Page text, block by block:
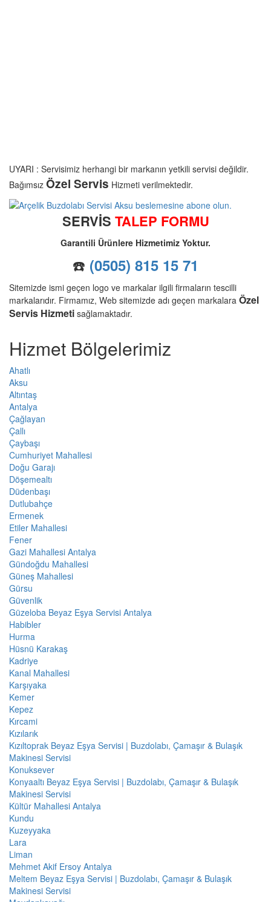
UYARI : Servisimiz herhangi bir markanın yetkili servisi değildir.
Bağımsız Özel Servis Hizmeti verilmektedir.
SERVİS TALEP FORMU
Garantili Ürünlere Hizmetimiz Yoktur.
☎️ (0505) 815 15 71
Sitemizde ismi geçen logo ve markalar ilgili firmaların tescilli
markalarıdır. Firmamız, Web sitemizde adı geçen markalara Özel
Servis Hizmeti sağlamaktadır.
Hizmet Bölgelerimiz
Ahatlı
Aksu
Altıntaş
Antalya
Çağlayan
Çallı
Çaybaşı
Cumhuriyet Mahallesi
Doğu Garajı
Döşemealtı
Düdenbaşı
Dutlubahçe
Ermenek
Etiler Mahallesi
Fener
Gazi Mahallesi Antalya
Gündoğdu Mahallesi
Güneş Mahallesi
Gürsu
Güvenlik
Güzeloba Beyaz Eşya Servisi Antalya
Habibler
Hurma
Hüsnü Karakaş
Kadriye
Kanal Mahallesi
Karşıyaka
Kemer
Kepez
Kırcami
Kızılarık
Kızıltoprak Beyaz Eşya Servisi | Buzdolabı, Çamaşır & Bulaşık
Makinesi Servisi
Konuksever
Konyaaltı Beyaz Eşya Servisi | Buzdolabı, Çamaşır & Bulaşık
Makinesi Servisi
Kültür Mahallesi Antalya
Kundu
Kuzeyyaka
Lara
Liman
Mehmet Akif Ersoy Antalya
Meltem Beyaz Eşya Servisi | Buzdolabı, Çamaşır & Bulaşık
Makinesi Servisi